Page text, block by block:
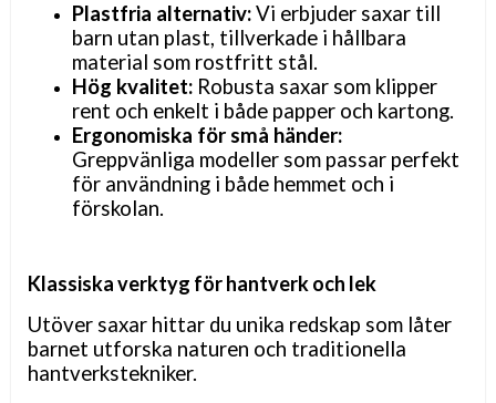
Plastfria alternativ:Vi erbjuder saxar till
barn utan plast, tillverkade i hållbara
material som rostfritt stål.
Hög kvalitet: Robusta saxar som klipper
rent och enkelt i både papper och kartong.
Ergonomiska för små händer:
Greppvänliga modeller som passar perfekt
för användning i både hemmet och i
förskolan.
Klassiska verktyg för hantverk och lek
Utöver saxar hittar du unika redskap som låter
barnet utforska naturen och traditionella
hantverkstekniker.